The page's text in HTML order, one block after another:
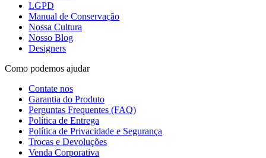
LGPD
Manual de Conservação
Nossa Cultura
Nosso Blog
Designers
Como podemos ajudar
Contate nos
Garantia do Produto
Perguntas Frequentes (FAQ)
Política de Entrega
Política de Privacidade e Segurança
Trocas e Devoluções
Venda Corporativa